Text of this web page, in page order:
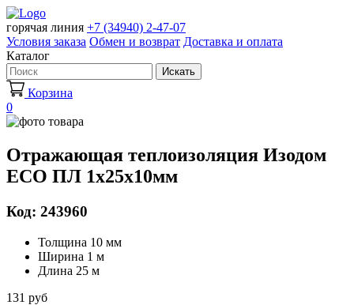
горячая линия +7 (34940) 2-47-07
Условия заказа Обмен и возврат Доставка и оплата
Каталог
Искать
Корзина
0
Отражающая теплоизоляция Изодом
ECO ПЛ 1х25х10мм
Код: 243960
Толщина 10 мм
Ширина 1 м
Длина 25 м
131 руб